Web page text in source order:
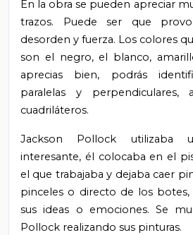
En la obra se pueden apreciar
trazos. Puede ser que
desorden y fuerza. Los colores
son el negro, el blanco,
aprecias bien, podrás
paralelas y perpendiculares,
cuadriláteros.
Jackson Pollock utilizaba
interesante, él colocaba en el
el que trabajaba y dejaba caer
pinceles o directo de los botes,
sus ideas o emociones. Se
Pollock realizando sus pinturas.